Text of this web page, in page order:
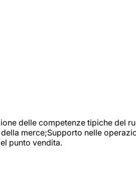
delle competenze tipiche del
merce;Supporto nelle
punto vendita.